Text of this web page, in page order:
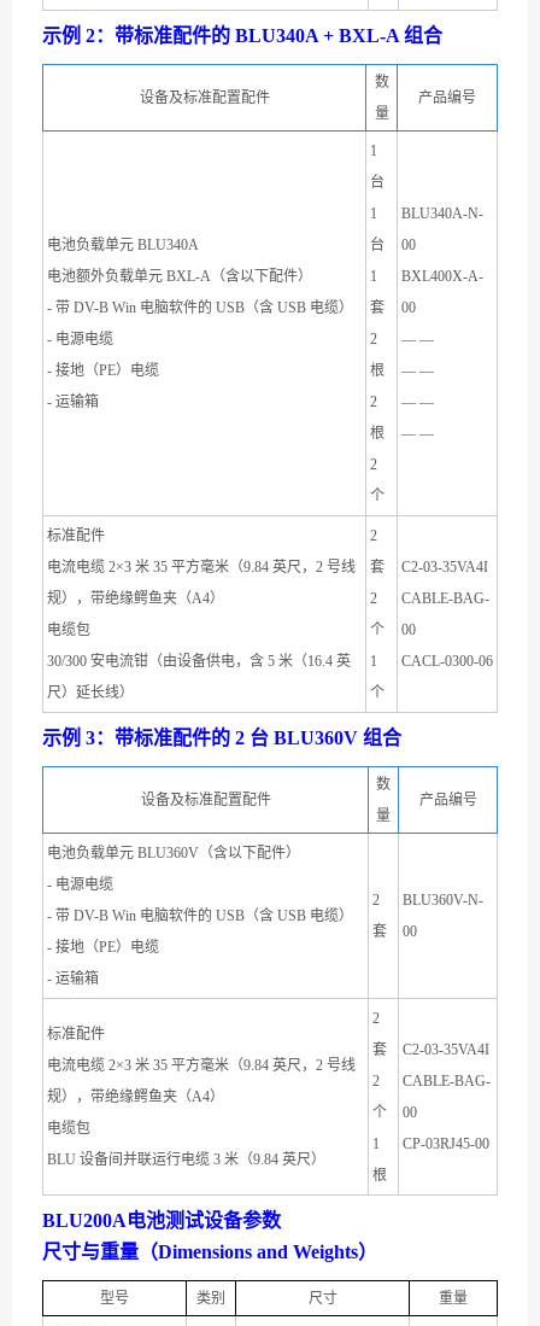
示例 2：带标准配件的 BLU340A + BXL-A 组合
设备及标准配置配件
数
量
产品编号
电池负载单元 BLU340A
电池额外负载单元 BXL-A（含以下配件）
- 带 DV-B Win 电脑软件的 USB（含 USB 电缆）
- 电源电缆
- 接地（PE）电缆
- 运输箱
1
台
1
台
1
套
2
根
2
根
2
个
BLU340A-N-
00
BXL400X-A-
00
— —
— —
— —
— —
标准配件
电流电缆 2×3 米 35 平方毫米（9.84 英尺，2 号线
规），带绝缘鳄鱼夹（A4）
电缆包
30/300 安电流钳（由设备供电，含 5 米（16.4 英
尺）延长线）
2
套
2
个
1
个
C2-03-35VA4I
CABLE-BAG-
00
CACL-0300-06
示例 3：带标准配件的 2 台 BLU360V 组合
设备及标准配置配件
数
量
产品编号
电池负载单元 BLU360V（含以下配件）
- 电源电缆
- 带 DV-B Win 电脑软件的 USB（含 USB 电缆）
- 接地（PE）电缆
- 运输箱
2
套
BLU360V-N-
00
标准配件
电流电缆 2×3 米 35 平方毫米（9.84 英尺，2 号线
规），带绝缘鳄鱼夹（A4）
电缆包
BLU 设备间并联运行电缆 3 米（9.84 英尺）
2
套
2
个
1
根
C2-03-35VA4I
CABLE-BAG-
00
CP-03RJ45-00
BLU200A电池测试设备参数
尺寸与重量（Dimensions and Weights）
型号 类别 尺寸 重量